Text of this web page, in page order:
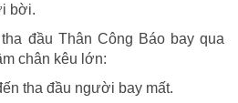
bời.
đầu Thân Công Báo bay qua
chân kêu lớn:
tha đầu người bay mất.